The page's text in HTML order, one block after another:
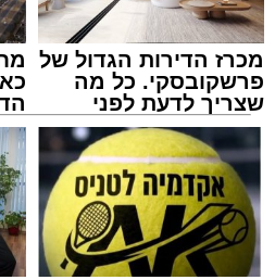
מכרז הדירות הגדול של
פרשקובסקי. כל מה
שצריך לדעת לפני
שמגישים הצעה לדירה
באשדוד